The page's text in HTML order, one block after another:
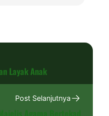
Layak Anak
Post Selanjutnya